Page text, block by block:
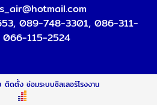
, 089-748-3301, 086-311-
066-115-2524
ดตั้ง ซ่อมระบบชิลเลอร์โรงงาน